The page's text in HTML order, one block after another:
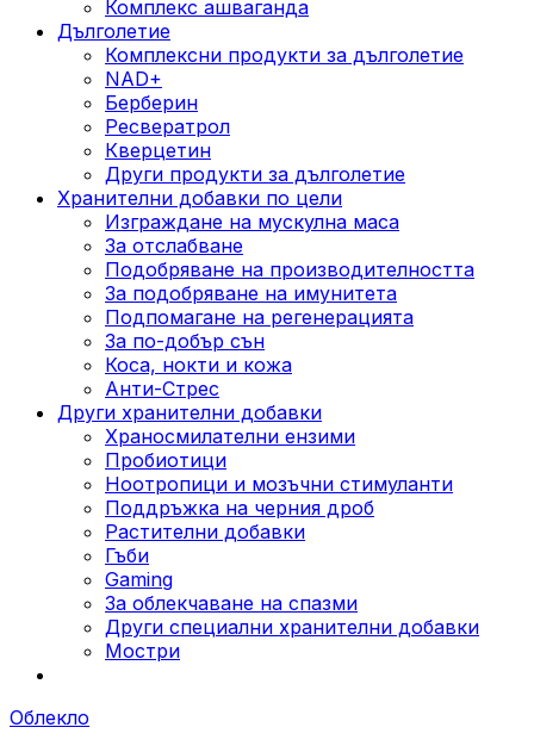
Комплекс ашваганда
Дълголетие
Комплексни продукти за дълголетие
NAD+
Берберин
Ресвератрол
Кверцетин
Други продукти за дълголетие
Хранителни добавки по цели
Изграждане на мускулна маса
За отслабване
Подобряване на производителността
За подобряване на имунитета
Подпомагане на регенерацията
За по-добър сън
Коса, нокти и кожа
Анти-Стрес
Други хранителни добавки
Храносмилателни ензими
Пробиотици
Ноотропици и мозъчни стимуланти
Поддръжка на черния дроб
Растителни добавки
Гъби
Gaming
За облекчаване на спазми
Други специални хранителни добавки
Мостри
Облекло